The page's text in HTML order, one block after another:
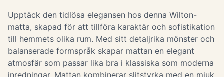
Upptäck den tidlösa elegansen hos denna Wilton-
matta, skapad för att tillföra karaktär och sofistikation
till hemmets olika rum. Med sitt detaljrika mönster och
balanserade formspråk skapar mattan en elegant
atmosfär som passar lika bra i klassiska som moderna
inredningar. Mattan kombinerar slitstyrka med en mjuk